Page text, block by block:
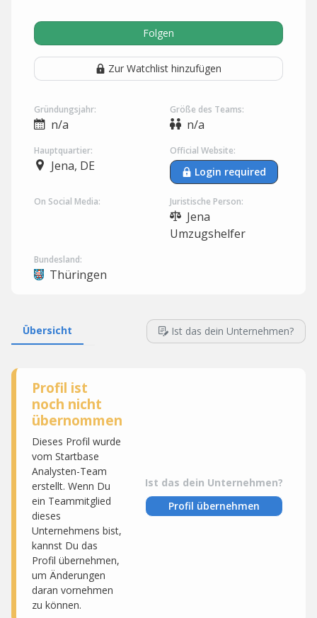
Folgen
Zur Watchlist hinzufügen
Gründungsjahr:
n/a
Größe des Teams:
n/a
Hauptquartier:
Jena, DE
Official Website:
Login required
On Social Media: Juristische Person:
Jena
Umzugshelfer
Bundesland:
Thüringen
Übersicht Ist das dein Unternehmen?
Profil ist
noch nicht
übernommen
Dieses Profil wurde
vom Startbase
Analysten-Team
erstellt. Wenn Du
ein Teammitglied
dieses
Unternehmens bist,
kannst Du das
Profil übernehmen,
um Änderungen
daran vornehmen
zu können.
Ist das dein Unternehmen?
Profil übernehmen